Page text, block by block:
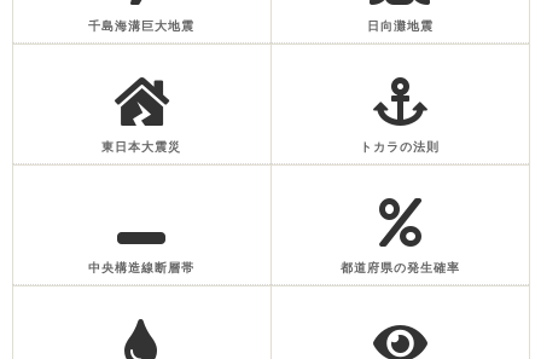
千島海溝巨大地震 日向灘地震
東日本大震災 トカラの法則
中央構造線断層帯 都道府県の発生確率